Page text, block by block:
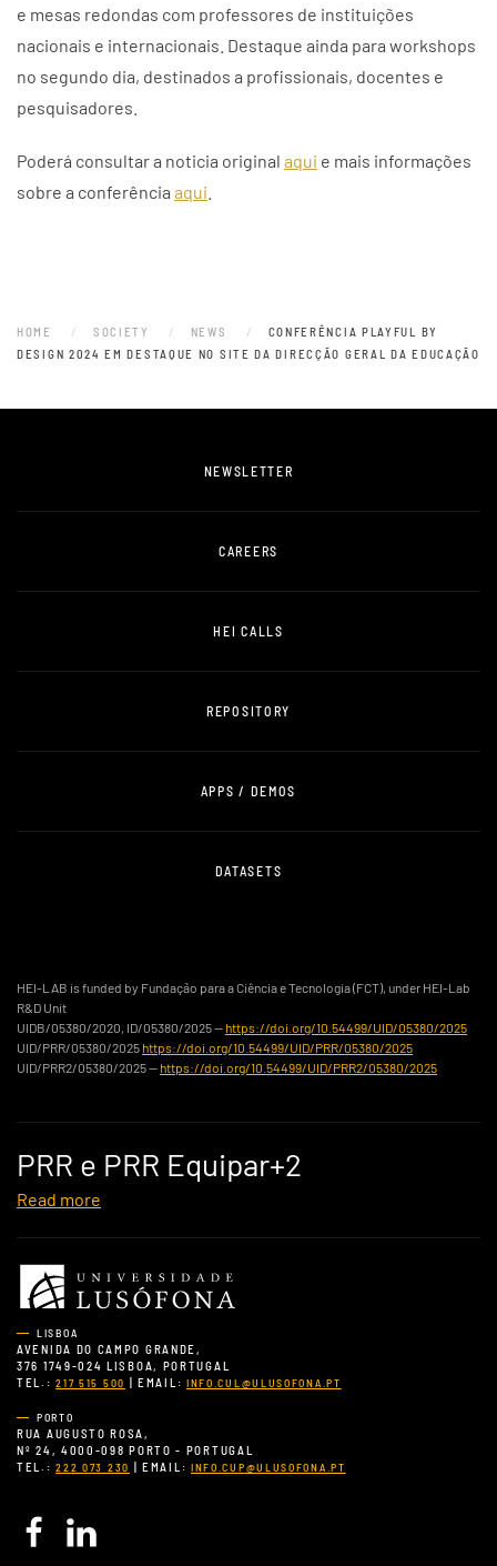
e mesas redondas com professores de instituições
nacionais e internacionais. Destaque ainda para workshops
no segundo dia, destinados a profissionais, docentes e
pesquisadores.
Poderá consultar a noticia original aqui e mais informações
sobre a conferência aqui
HOME SOCIETY NEWS
CONFERÊNCIA PLAYFUL BY
DESIGN 2024 EM DESTAQUE NO SITE DA DIRECÇÃO GERAL DA EDUCAÇÃO
NEWSLETTER
CAREERS
HEI CALLS
REPOSITORY
APPS / DEMOS
DATASETS
HEI-LAB is funded by Fundação para a Ciência e Tecnologia (FCT), under HEI-Lab
R&D Unit
UIDB/05380/2020, ID/05380/2025 — https://doi.org/10.54499/UID/05380/2025
UID/PRR/05380/2025 https://doi.org/10.54499/UID/PRR/05380/2025
UID/PRR2/05380/2025 — https://doi.org/10.54499/UID/PRR2/05380/2025
PRR e PRR Equipar+2
Read more
LISBOA
AVENIDA DO CAMPO GRANDE,
376 1749-024 LISBOA, PORTUGAL
TEL.:217 515 500 | EMAIL: INFO.CUL@ULUSOFONA.PT
PORTO
RUA AUGUSTO ROSA,
Nº 24, 4000-098 PORTO - PORTUGAL
TEL.:222 073 230 | EMAIL: INFO.CUP@ULUSOFONA.PT